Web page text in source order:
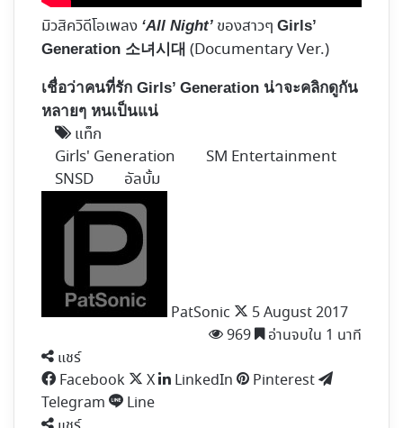
มิวสิควิดีโอเพลง ‘All Night’ ของสาวๆ Girls’
Generation 소녀시대 (Documentary Ver.)
เชื่อว่าคนที่รัก Girls’ Generation น่าจะคลิกดูกัน
หลายๆ หนเป็นแน่
แท็ก
Girls' Generation
SM Entertainment
SNSD
อัลบั้ม
PatSonic
5 August 2017
969
อ่านจบใน 1 นาที
แชร์
Facebook
X LinkedIn
Pinterest
Telegram
Line